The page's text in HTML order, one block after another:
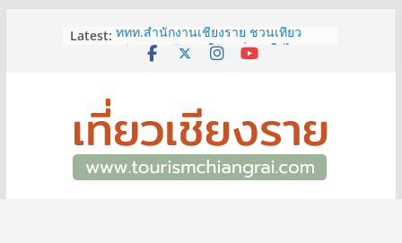
Latest: ททท.สำนักงานเชียงราย ชวนเที่ยว
เชียงรายหน้าฝน ให้ชุ่มฉ่ำหัวใจไปกับ
เลขสวย หมวด ขจ เปิดประมูลออนไลน์
แล้ววันนี้ เลขเด่น เลขมงคล ความหมาย
ดีมีให้เลือกหลากหลายทั้ง 301 หมายเลข
3 พิกัด ที่เที่ยวชมงานเทศกาลโล้ชิงช้า